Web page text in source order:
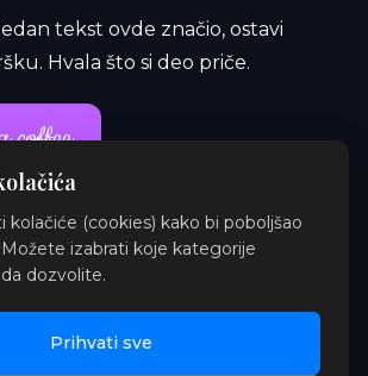
tekst ovde značio, ostavi
Hvala što si deo priče.
coffee
i duže od jedne kafe
ekskluzivne i eksplicitne
priče, audio i ilustracije.
orbitu.
kolačiće (cookies) kako bi poboljšao
izabrati koje kategorije
dozvolite.
Prihvati sve